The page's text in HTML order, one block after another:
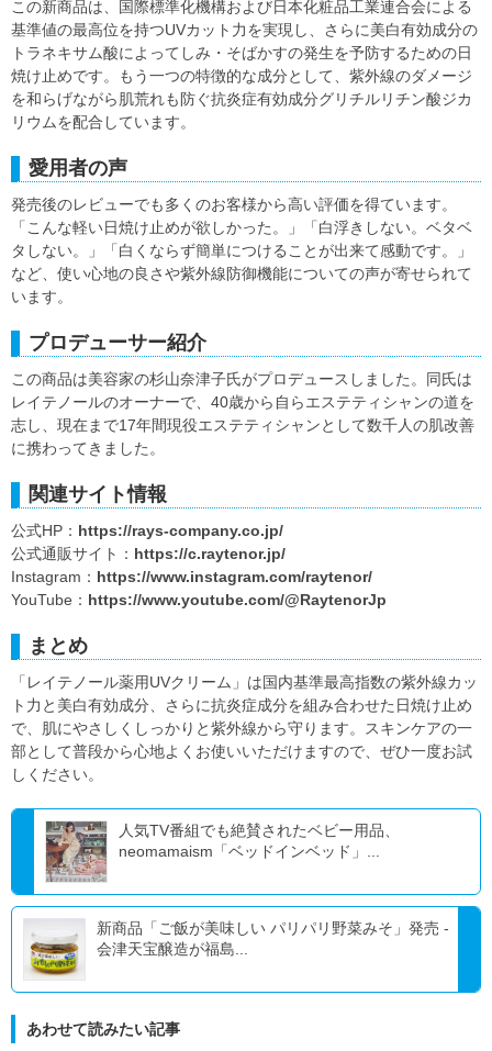
この新商品は、国際標準化機構および日本化粧品工業連合会による
基準値の最高位を持つUVカット力を実現し、さらに美白有効成分の
トラネキサム酸によってしみ・そばかすの発生を予防するための日
焼け止めです。もう一つの特徴的な成分として、紫外線のダメージ
を和らげながら肌荒れも防ぐ抗炎症有効成分グリチルリチン酸ジカ
リウムを配合しています。
愛用者の声
発売後のレビューでも多くのお客様から高い評価を得ています。
「こんな軽い日焼け止めが欲しかった。」「白浮きしない。ベタベ
タしない。」「白くならず簡単につけることが出来て感動です。」
など、使い心地の良さや紫外線防御機能についての声が寄せられて
います。
プロデューサー紹介
この商品は美容家の杉山奈津子氏がプロデュースしました。同氏は
レイテノールのオーナーで、40歳から自らエステティシャンの道を
志し、現在まで17年間現役エステティシャンとして数千人の肌改善
に携わってきました。
関連サイト情報
公式HP： https://rays-company.co.jp/
公式通販サイト： https://c.raytenor.jp/
Instagram： https://www.instagram.com/raytenor/
YouTube： https://www.youtube.com/@RaytenorJp
まとめ
「レイテノール薬用UVクリーム」は国内基準最高指数の紫外線カッ
ト力と美白有効成分、さらに抗炎症成分を組み合わせた日焼け止め
で、肌にやさしくしっかりと紫外線から守ります。スキンケアの一
部として普段から心地よくお使いいただけますので、ぜひ一度お試
しください。
人気TV番組でも絶賛されたベビー用品、
neomamaism「ベッドインベッド」...
新商品「ご飯が美味しい パリパリ野菜みそ」発売 -
会津天宝醸造が福島...
あわせて読みたい記事